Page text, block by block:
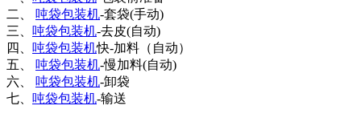
二、 吨袋包装机-套袋(手动)
三、 吨袋包装机-去皮(自动)
四、 吨袋包装机快-加料（自动）
五、 吨袋包装机-慢加料(自动)
六、 吨袋包装机-卸袋
七、 吨袋包装机-输送